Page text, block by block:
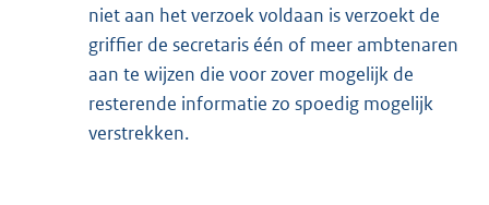
niet aan het verzoek voldaan is verzoekt de
griffier de secretaris één of meer ambtenaren
aan te wijzen die voor zover mogelijk de
resterende informatie zo spoedig mogelijk
verstrekken.